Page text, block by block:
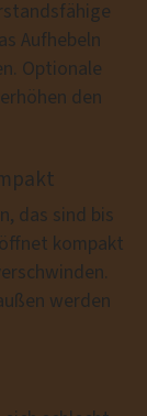
Aufhebeln
Optionale
den
das sind bis
kompakt
werden